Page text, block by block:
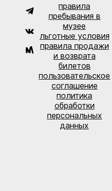
правила
пребывания в
музее
льготные условия
правила продажи
и возврата
билетов
пользовательское
соглашение
политика
обработки
персональных
данных